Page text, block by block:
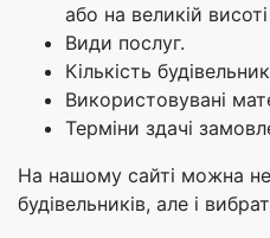
або на великій
Види послуг.
Кількість
Використовувані
Терміни здачі
На нашому сайті можна не
будівельників, але і